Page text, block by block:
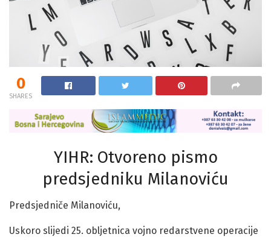
0
SHARES
YIHR: Otvoreno pismo
predsjedniku Milanoviću
Predsjedniče Milanoviću,
Uskoro slijedi 25. obljetnica vojno redarstvene operacije